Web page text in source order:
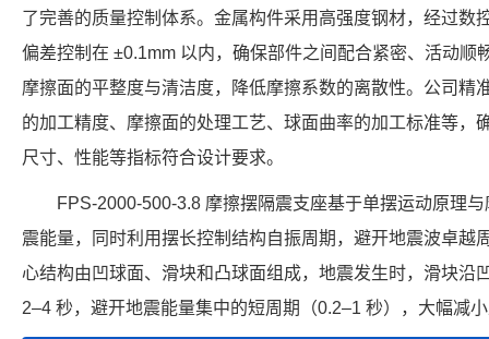
了完善的质量控制体系。金属构件采用高强度钢材，经过数
偏差控制在 ±0.1mm 以内，确保部件之间配合紧密、活动顺
摩擦面的平整度与清洁度，降低摩擦系数的离散性。公司精
的加工精度、摩擦面的处理工艺、球面曲率的加工标准等，
尺寸、性能等指标符合设计要求。
FPS-2000-500-3.8 摩擦摆隔震支座基于单摆运动原理
震能量，同时利用摆长控制结构自振周期，避开地震波卓越
心结构由凹球面、滑块和凸球面组成，地震发生时，滑块沿
2–4 秒，避开地震能量集中的短周期（0.2–1 秒），大幅减